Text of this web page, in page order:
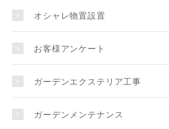
オシャレ物置設置
お客様アンケート
ガーデンエクステリア工事
ガーデンメンテナンス